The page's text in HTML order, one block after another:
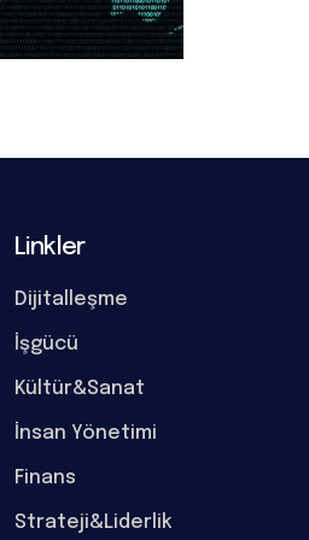
Linkler
Dijitalleşme
İşgücü
Kültür&Sanat
İnsan Yönetimi
Finans
Strateji&Liderlik